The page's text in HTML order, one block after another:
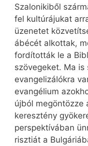
Szalonikiből
fel kultúrájukat
üzenetet
ábécét alkottak,
fordították le a
szövegeket. Ma
evangelizálókra
evangélium
újból megöntözze
keresztény
perspektívában
risztiát a